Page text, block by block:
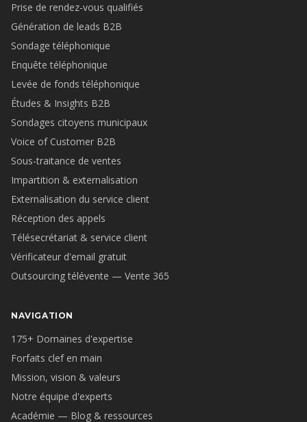
Prise de rendez-vous qualifiés
Génération de leads B2B
Sondage téléphonique
Enquête téléphonique
Levée de fonds téléphonique
Études & Insights B2B
Sondages citoyens municipaux
Voice of Customer B2B
Sous-traitance de ventes
Impartition & externalisation
Externalisation du service client
Réception des appels
Télésecrétariat & service client
Vérificateur d'email gratuit
Outsourcing télévente — Vente 365
NAVIGATION
175+ Domaines d'expertise
Forfaits clef en main
Mission, vision & valeurs
Notre équipe d'experts
Académie — Blog & ressources